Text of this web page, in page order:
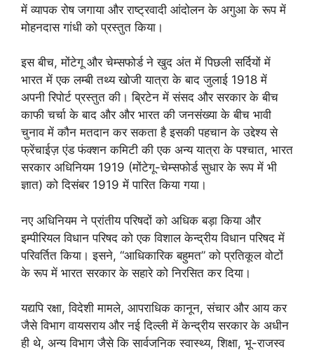
में व्यापक रोष जगाया और राष्ट्रवादी आंदोलन के अगुआ के रूप में
मोहनदास गांधी को प्रस्तुत किया।
इस बीच, मोंटेगू और चेम्सफोर्ड ने खुद अंत में पिछली सर्दियों में
भारत में एक लम्बी तथ्य खोजी यात्रा के बाद जुलाई 1918 में
अपनी रिपोर्ट प्रस्तुत की। ब्रिटेन में संसद और सरकार के बीच
काफी चर्चा के बाद और और भारत की जनसंख्या के बीच भावी
चुनाव में कौन मतदान कर सकता है इसकी पहचान के उद्देश्य से
फ्रेंचाईज़ एंड फंक्शन कमिटी की एक अन्य यात्रा के पश्चात, भारत
सरकार अधिनियम 1919 (मोंटेगू-चेम्सफोर्ड सुधार के रूप में भी
ज्ञात) को दिसंबर 1919 में पारित किया गया।
नए अधिनियम ने प्रांतीय परिषदों को अधिक बड़ा किया और
इम्पीरियल विधान परिषद को एक विशाल केन्द्रीय विधान परिषद में
परिवर्तित किया। इसने, “आधिकारिक बहुमत” को प्रतिकूल वोटों
के रूप में भारत सरकार के सहारे को निरसित कर दिया।
यद्यपि रक्षा, विदेशी मामले, आपराधिक कानून, संचार और आय कर
जैसे विभाग वायसराय और नई दिल्ली में केन्द्रीय सरकार के अधीन
ही थे, अन्य विभाग जैसे कि सार्वजनिक स्वास्थ्य, शिक्षा, भू-राजस्व